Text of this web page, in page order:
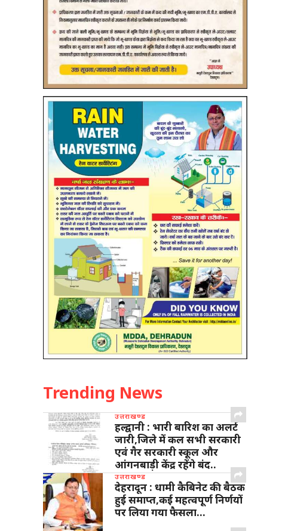
Trending News
उत्तराखण्ड
हल्द्वानी : भारी बारिश का अलर्ट
जारी,जिले में कल सभी सरकारी
एवं गैर सरकारी स्कूल और
आंगनबाड़ी केंद्र रहेंगे बंद..
उत्तराखण्ड
देहरादून : धामी कैबिनेट की बैठक
हुई समाप्त,कई महत्वपूर्ण निर्णयों
पर लिया गया फैसला…